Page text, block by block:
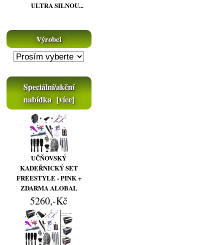
ULTRA SILNOU...
Výrobci
Speciální/akční
nabídka [více]
UČŇOVSKÝ
KADEŘNICKÝ SET
FREESTYLE - PINK +
ZDARMA ALOBAL
5260,-Kč